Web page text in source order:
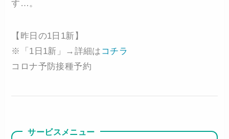
す…。
【昨日の1日1新】
※「1日1新」→詳細は コチラ
コロナ予防接種予約
サービスメニュー